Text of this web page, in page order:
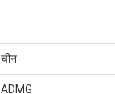
चीन
ADMG